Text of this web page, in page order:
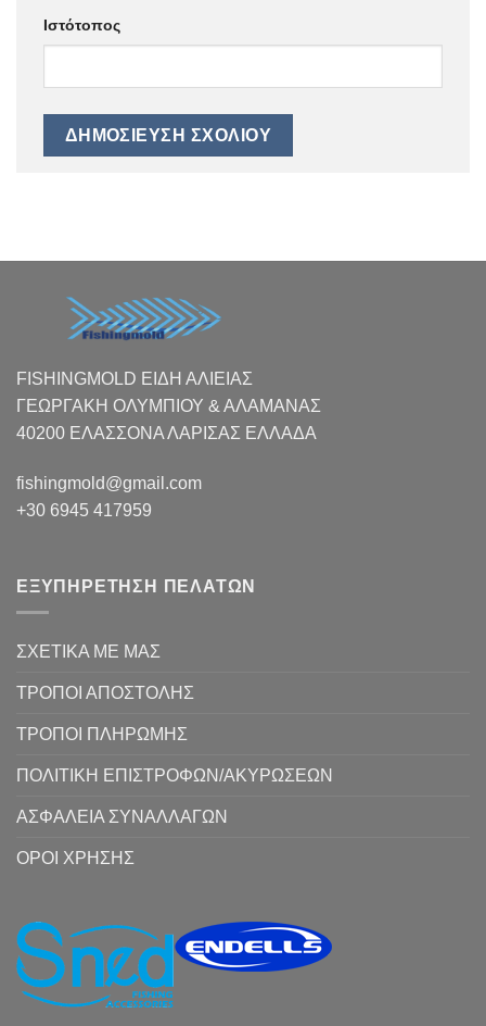
Ιστότοπος
FISHINGMOLD ΕΙΔΗ ΑΛΙΕΙΑΣ
ΓΕΩΡΓΑΚΗ ΟΛΥΜΠΙΟΥ & ΑΛΑΜΑΝΑΣ
40200 ΕΛΑΣΣΟΝΑ ΛΑΡΙΣΑΣ EΛΛΑΔΑ
fishingmold@gmail.com
+30 6945 417959
ΕΞΥΠΗΡΕΤΗΣΗ ΠΕΛΑΤΩΝ
ΣΧΕΤΙΚΑ ΜΕ ΜΑΣ
ΤΡΟΠΟΙ ΑΠΟΣΤΟΛΗΣ
ΤΡΟΠΟΙ ΠΛΗΡΩΜΗΣ
ΠΟΛΙΤΙΚΗ ΕΠΙΣΤΡΟΦΩΝ/ΑΚΥΡΩΣΕΩΝ
ΑΣΦΑΛΕΙΑ ΣΥΝΑΛΛΑΓΩΝ
ΟΡΟΙ ΧΡΗΣΗΣ